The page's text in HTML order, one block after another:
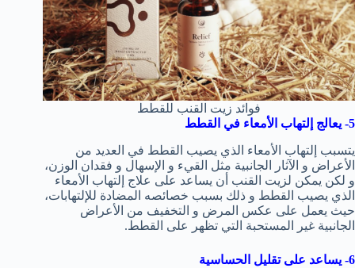
فوائد زيت القنب للقطط
5- يعالج إلتهاب الأمعاء في القطط
يتسبب إلتهاب الأمعاء الذي يصيب القطط في العديد من
الأعراض و الآثار الجانبية مثل القيء و الإسهال و فقدان الوزن،
و لكن يمكن لزيت القنب أن يساعد على علاج إلتهاب الأمعاء
الذي يصيب القطط و ذلك بسبب خصائصه المضادة للإلتهابات،
حيث يعمل على عكس المرض و التخفيف من الأعراض
الجانبية غير المستحبة التي تظهر على القطط.
6- يساعد على تقليل الحساسية